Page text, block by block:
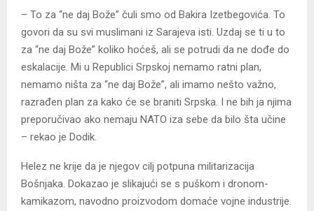
– To za “ne daj Bože” čuli smo od Bakira Izetbegovića. To
govori da su svi muslimani iz Sarajeva isti. Uzdaj se ti u to
za “ne daj Bože” koliko hoćeš, ali se potrudi da ne dođe do
eskalacije. Mi u Republici Srpskoj nemamo ratni plan,
nemamo ništa za “ne daj Bože”, ali imamo nešto važno,
razrađen plan za kako će se braniti Srpska. I ne bih ja njima
preporučivao ako nemaju NATO iza sebe da bilo šta učine
– rekao je Dodik.
Helez ne krije da je njegov cilj potpuna militarizacija
Bošnjaka. Dokazao je slikajući se s puškom i dronom-
kamikazom, navodno proizvodom domaće vojne industrije.